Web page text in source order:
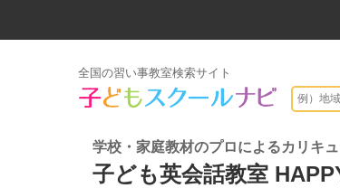
全国の習い事教室検索サイト
学校・家庭教材のプロによるカリキ
子ども英会話教室